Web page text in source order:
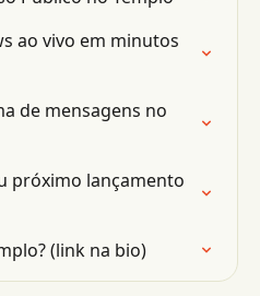
ao vivo em minutos
de mensagens no
próximo lançamento
(link na bio)